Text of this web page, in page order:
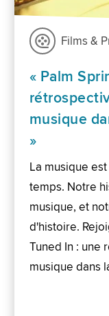
Films &
« Palm
musique
»
La musique
temps. Notre
musique, et
d'histoire.
Tuned In : une
musique dans